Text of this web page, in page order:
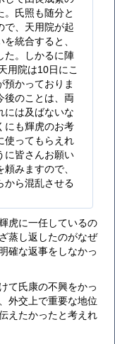
。氏照も随分と
で、天用院が起
統合すると、
た。しかるに陣
用院は10日にこ
預かっておりま
後のことは、両
には及ばないな
にも輝虎のお考
使ってもらえれ
に皆さんお願い
みますので、
から混乱させる
虎に一任しているの
蒸し返したのがなぜ
確な返事をしなかっ
て氏康の不興をかっ
外交上で重要な地位
えたかったと考えれ